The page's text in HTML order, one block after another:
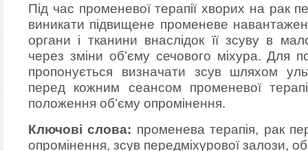
Під час променевої терапії хворих на рак
виникати підвищене променеве
органи і тканини внаслідок її зсуву в
через зміни об’єму сечового міхура. Для
пропонується визначати зсув шляхом
перед кожним сеансом променевої
положення об’єму опромінення.
Ключові слова: променева терапія, рак
опромінення, зсув передміхурової залози,